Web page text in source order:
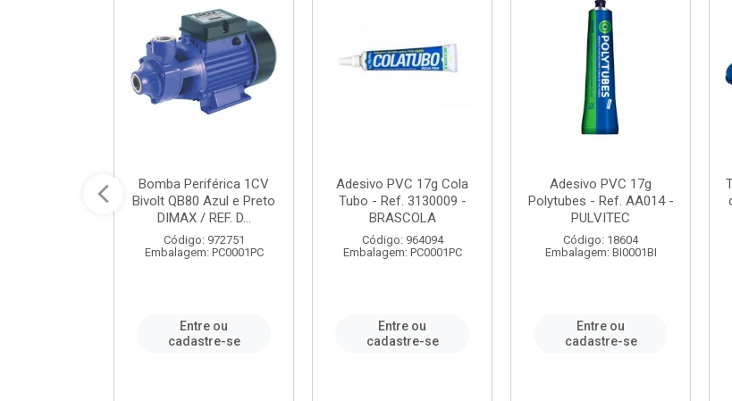
Bomba Periférica 1CV
Bivolt QB80 Azul e Preto
DIMAX / REF. D...
Código: 972751
Embalagem: PC0001PC
Entre ou
cadastre-se
Adesivo PVC 17g Cola
Tubo - Ref. 3130009 -
BRASCOLA
Código: 964094
Embalagem: PC0001PC
Entre ou
cadastre-se
Adesivo PVC 17g
Polytubes - Ref. AA014 -
PULVITEC
Código: 18604
Embalagem: BI0001BI
Entre ou
cadastre-se